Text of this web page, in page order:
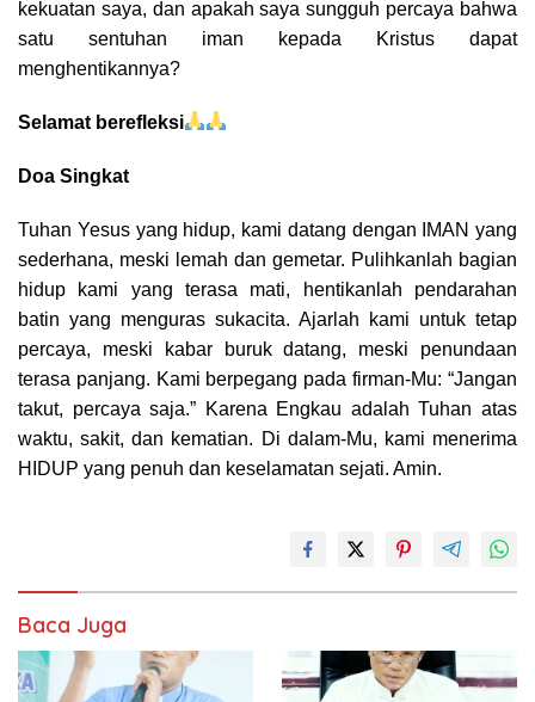
kekuatan saya, dan apakah saya sungguh percaya bahwa
satu sentuhan iman kepada Kristus dapat
menghentikannya?
Selamat berefleksi
Doa Singkat
Tuhan Yesus yang hidup, kami datang dengan IMAN yang
sederhana, meski lemah dan gemetar. Pulihkanlah bagian
hidup kami yang terasa mati, hentikanlah pendarahan
batin yang menguras sukacita. Ajarlah kami untuk tetap
percaya, meski kabar buruk datang, meski penundaan
terasa panjang. Kami berpegang pada firman-Mu: “Jangan
takut, percaya saja.” Karena Engkau adalah Tuhan atas
waktu, sakit, dan kematian. Di dalam-Mu, kami menerima
HIDUP yang penuh dan keselamatan sejati. Amin.
Baca Juga